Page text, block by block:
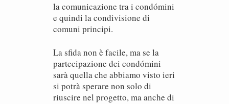
la comunicazione tra i condómini
e quindi la condivisione di
comuni principi.
La sfida non è facile, ma se la
partecipazione dei condómini
sarà quella che abbiamo visto ieri
si potrà sperare non solo di
riuscire nel progetto, ma anche di